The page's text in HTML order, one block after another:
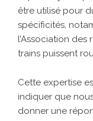
être utilisé pour
spécificités,
l’Association
trains puissent
Cette expertise
indiquer que
donner une